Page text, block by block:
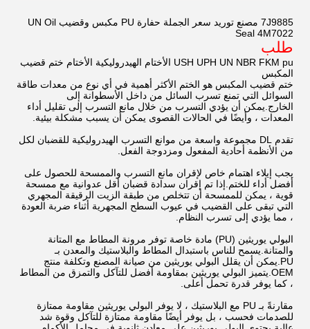
7J9885 مصنع توريد سعر الجملة حفارة PU مكبس وقضيب UN Oil
Seal 4M7022
طلب
USH UPH UN NBR FKM pu الأختام الهيدروليكية الأختام ختم قضيب
المكبس
ختم قضيب المكبس هو الختم الأكثر أهمية في أي نوع من معدات طاقة
السوائل التي تمنع تسرب السائل من داخل الأسطوانة إلى
الخارج.يمكن أن يؤدي التسرب من خلال مانع التسرب إلى تقليل أداء
المعدات ، وأيضًا في الحالات القصوى يمكن أن يسبب مشكلة بيئية.
تقدم DL مجموعة واسعة من موانع التسرب الهيدروليكية للقضبان لكل
من الأنظمة أحادية المفعول ومزدوجة الفعل.
يجب إيلاء اهتمام خاص لإقران مانع التسرب والممسحة للحصول على
أفضل أداء للختم.إذا تم إقران سدادة قضبان أقل عدوانية مع ممسحة
قوية ، يمكن للممسحة أن تتخلص من طبقة الزيت الرقيقة المجهري
التي تبقى على القضيب في عيوب السطح المجهرية أثناء ضربة العودة
، مما يؤدي إلى تسرب النظام.
البولي يوريثين (PU) مادة خاصة توفر مرونة المطاط مع المتانة
والمتانة.يسمح للناس باستبدال المطاط والبلاستيك والمعدن بـ
PU.يمكن أن يقلل البولي يوريثين من صيانة المصنع وتكلفة منتج
OEM.يتميز البولي يوريثين بمقاومة أفضل للتآكل والتمزق من المطاط
، كما يوفر قدرة تحمل أعلى.
مقارنةً بـ PU مع البلاستيك ، لا يوفر البولي يوريثين مقاومة ممتازة
للصدمات فحسب ، بل يوفر أيضًا مقاومة ممتازة للتآكل وقوة شد